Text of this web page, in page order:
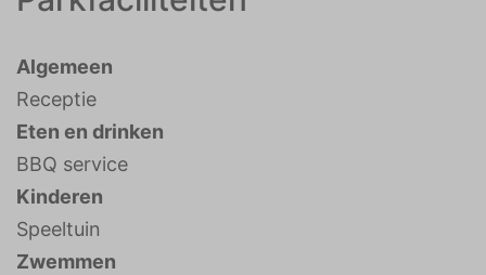
Algemeen
Receptie
Eten en drinken
BBQ service
Kinderen
Speeltuin
Zwemmen